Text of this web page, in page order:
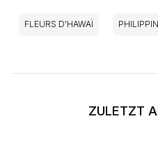
FLEURS D'HAWAÏ
ZULETZT